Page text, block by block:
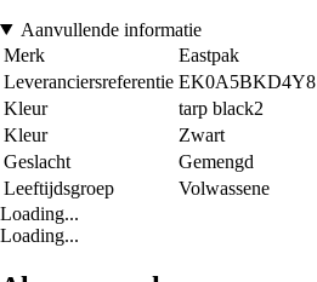
Aanvullende informatie
Merk
Eastpak
Leveranciersreferentie EK0A5BKD4Y8
Kleur
tarp black2
Kleur
Zwart
Geslacht
Gemengd
Leeftijdsgroep
Volwassene
Loading...
Loading...